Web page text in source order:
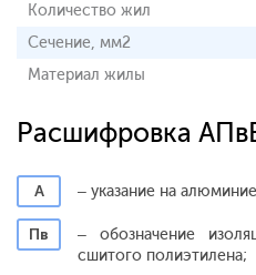
Количество жил
Сечение, мм2
Материал жилы
Расшифровка
А – указание на
Пв
– обозначение
сшитого полиэтилена;